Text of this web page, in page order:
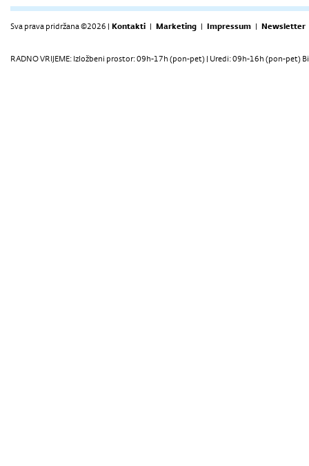
Sva prava pridržana ©2026 | Kontakti | Marketing | Impressum | Newsletter
RADNO VRIJEME: Izložbeni prostor: 09h-17h (pon-pet) | Uredi: 09h-16h (pon-pet)